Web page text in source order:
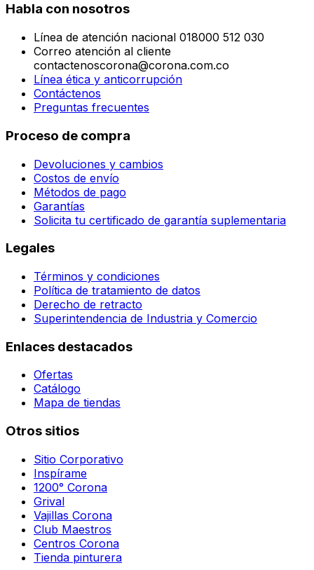
Habla con nosotros
Línea de atención nacional 018000 512 030
Correo atención al cliente
contactenoscorona@corona.com.co
Línea ética y anticorrupción
Contáctenos
Preguntas frecuentes
Proceso de compra
Devoluciones y cambios
Costos de envío
Métodos de pago
Garantías
Solicita tu certificado de garantía suplementaria
Legales
Términos y condiciones
Política de tratamiento de datos
Derecho de retracto
Superintendencia de Industria y Comercio
Enlaces destacados
Ofertas
Catálogo
Mapa de tiendas
Otros sitios
Sitio Corporativo
Inspírame
1200° Corona
Grival
Vajillas Corona
Club Maestros
Centros Corona
Tienda pinturera